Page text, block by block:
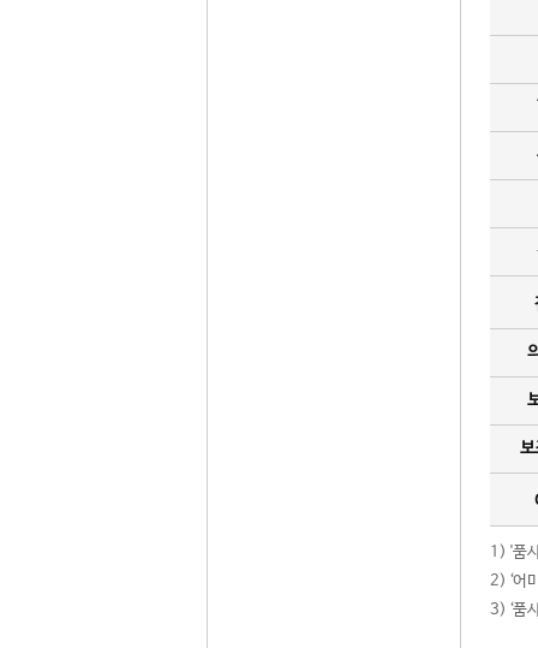
보
1) '품
2) ‘어
3) ‘품